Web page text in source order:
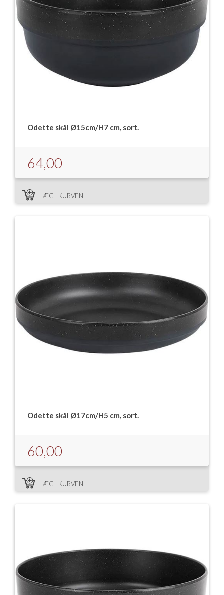
Odette skål Ø15cm/H7 cm, sort.
64,00
LÆG I KURVEN
Odette skål Ø17cm/H5 cm, sort.
60,00
LÆG I KURVEN